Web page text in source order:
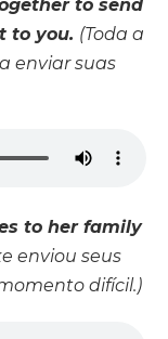
to send
to you. (Toda a
enviar suas
to her family
enviou seus
difícil.)